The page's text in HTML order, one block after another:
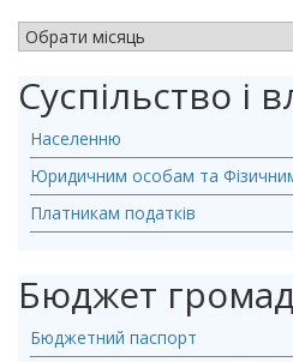
Суспільство і
Населенню
Юридичним особам та
Платникам податків
Бюджет
Бюджетний паспорт